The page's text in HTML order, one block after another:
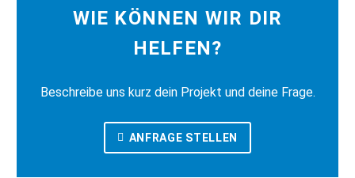
WIE KÖNNEN WIR DIR
HELFEN?
Beschreibe uns kurz dein Projekt und deine Frage.
ANFRAGE STELLEN